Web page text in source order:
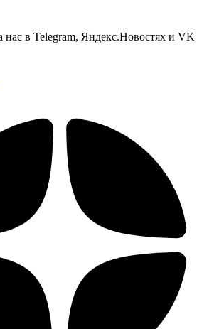
нас в Telegram, Яндекс.Новостях и VK